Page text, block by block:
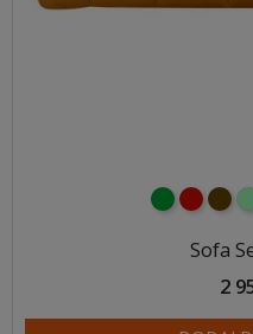
zielony
Sofa
2